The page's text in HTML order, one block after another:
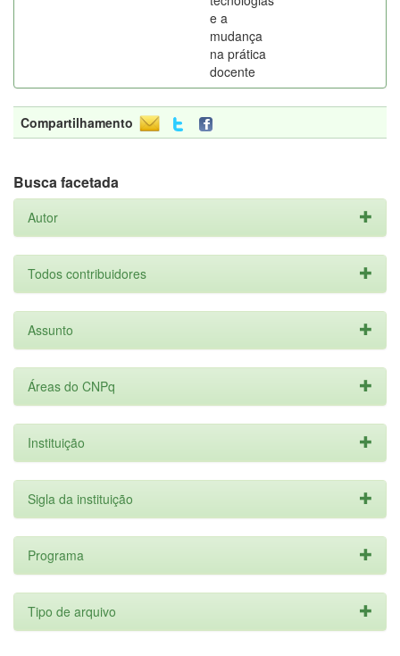
e a
mudança
na prática
docente
Compartilhamento
Busca facetada
Autor
Todos contribuidores
Assunto
Áreas do CNPq
Instituição
Sigla da instituição
Programa
Tipo de arquivo